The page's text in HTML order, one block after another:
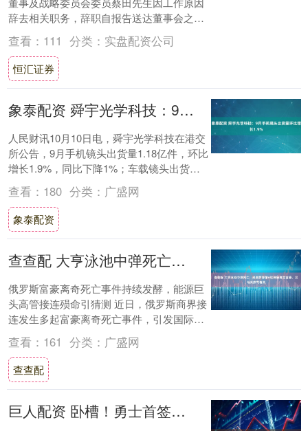
辞去相关职务，辞职自报告送达董事会之日
起生效。公司董事会对蔡田先生在任期间的
贡献....
查看： 111 分类： 实盘配资公司
恒汇证券
象泰配资 舜宇光学科技：9月手机镜头出货量环比增长1.9%
人民财讯10月10日电，舜宇光学科技在港交
所公告，9月手机镜头出货量1.18亿件，环比
增长1.9%，同比下降1%；车载镜头出货量
1166万件，环比增长15.8%....
查看： 180 分类： 广盛网
象泰配资
查查配 大亨泳池中弹死亡，成俄罗斯第6位神秘离世富豪，又与天然气有关
俄罗斯富豪离奇死亡事件持续发酵，能源巨
头高管接连殒命引猜测 近日，俄罗斯商界接
连发生多起富豪离奇死亡事件，引发国际社
会广泛关注。据英国《太阳报》7月5日报
道，6....
查看： 161 分类： 广盛网
查查配
巨人配资 卧槽！勇士首签！2年1170万！死亡五老啊！